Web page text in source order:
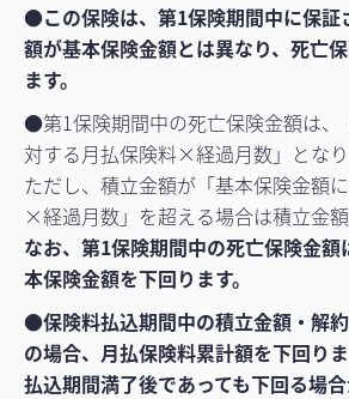
●この保険は、第1保険期間中に保
額が基本保険金額とは異なり、死亡
ます。
●第1保険期間中の死亡保険金額は、
対する月払保険料×経過月数」となり
ただし、積立金額が「基本保険金額
×経過月数」を超える場合は積立金額
なお、第1保険期間中の死亡保険金
本保険金額を下回ります。
●保険料払込期間中の積立金額・解
の場合、月払保険料累計額を下回り
払込期間満了後であっても下回る場合